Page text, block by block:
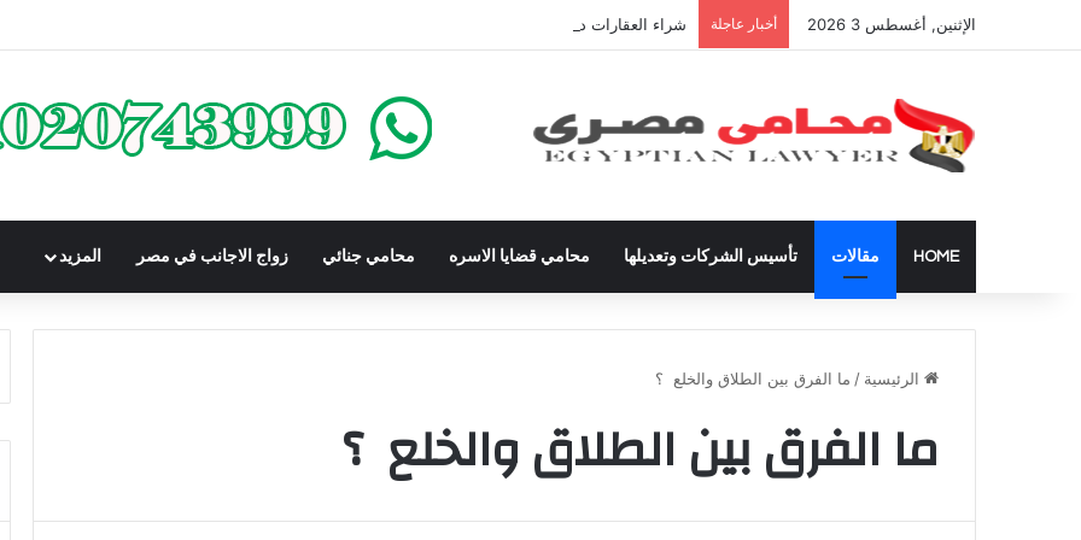
الإثنين, أغسطس 3 2026 أخبار عاجلة شراء العقارات داخل الكومباوندات تحت الإنشاء | أهم البنود التي تحمي المشتري في القانون المصري
HOME مقالات تأسيس الشركات وتعديلها محامي قضايا الاسره محامي جنائي زواج الاجانب في مصر المزيد
الرئيسية / ما الفرق بين الطلاق والخلع ؟
ما الفرق بين الطلاق والخلع ؟